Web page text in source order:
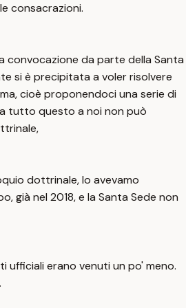
consacrazioni.
convocazione da parte della Santa
si è precipitata a voler risolvere
cioè proponendoci una serie di
tutto questo a noi non può
dottrinale, lo avevamo
già nel 2018, e la Santa Sede non
ufficiali erano venuti un po' meno.